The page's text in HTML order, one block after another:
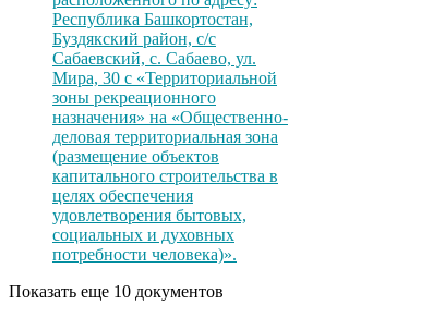
Республика Башкортостан,
Буздякский район, с/с
Сабаевский, с. Сабаево, ул.
Мира, 30 с «Территориальной
зоны рекреационного
назначения» на «Общественно-
деловая территориальная зона
(размещение объектов
капитального строительства в
целях обеспечения
удовлетворения бытовых,
социальных и духовных
потребности человека)».
Показать еще 10 документов